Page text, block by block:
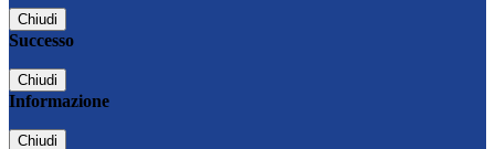
Chiudi
Successo
Chiudi
Informazione
Chiudi